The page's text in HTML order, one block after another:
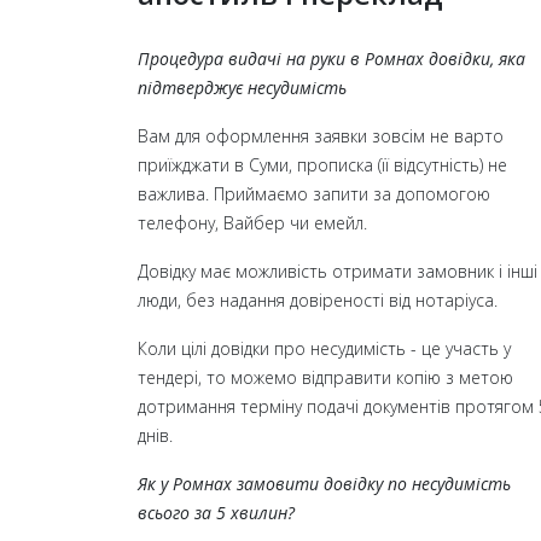
Процедура видачі на руки в Ромнах довідки, яка
підтверджує несудимість
Вам для оформлення заявки зовсім не варто
приїжджати в Суми, прописка (її відсутність) не
важлива. Приймаємо запити за допомогою
телефону, Вайбер чи емейл.
Довідку має можливість отримати замовник і інші
люди, без надання довіреності від нотаріуса.
Коли цілі довідки про несудимість - це участь у
тендері, то можемо відправити копію з метою
дотримання терміну подачі документів протягом
днів.
Як у Ромнах замовити довідку по несудимість
всього за 5 хвилин?